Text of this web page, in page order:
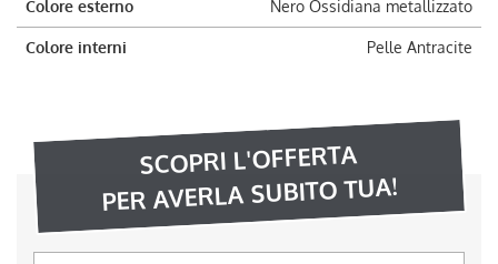
Colore esterno Nero Ossidiana metallizzato
Colore interni Pelle Antracite
SCOPRI L'OFFERTA
PER AVERLA SUBITO TUA!